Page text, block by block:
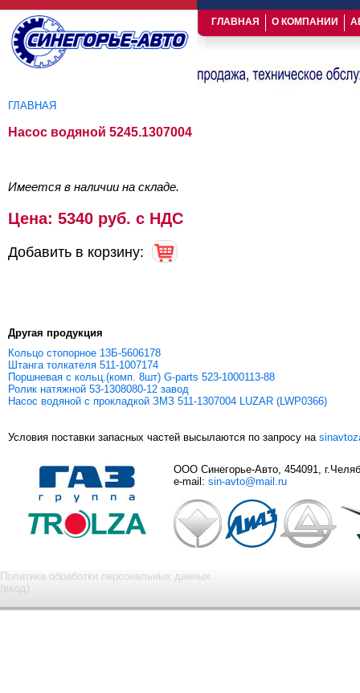
ГЛАВНАЯ О КОМПАНИИ
ГЛАВНАЯ
Насос водяной 5245.1307004
Имеется в наличии на складе.
Цена: 5340 руб. с НДС
Добавить в корзину:
Другая продукция
Кольцо стопорное 13Б-5606178
Штанга толкателя 511-1007174
Поршневая с кольц.(комп. 8шт) G-parts 523-1000113-88
Ролик натяжной 53-1308080-12 завод
Насос водяной с прокладкой ЗМЗ 511-1307004 LUZAR (LWP0366)
Условия поставки запасных частей высылаются по запросу на
ООО Синегорье-Авто, 454091,
e-mail: sin-avto@mail.ru
Политика обработки персональных данных
(вход)